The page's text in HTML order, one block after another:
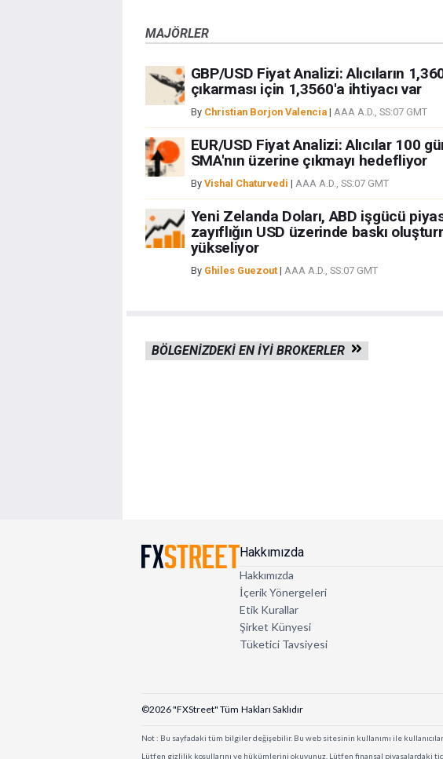
MAJÖRLER
GBP/USD Fiyat Analizi: Alıcıların
çıkarması için 1,3560'a ihtiyacı var
By Christian Borjon Valencia| AAA A.D., SS:07 GMT
EUR/USD Fiyat Analizi: Alıcılar 100
SMA'nın üzerine çıkmayı hedefliyor
By Vishal Chaturvedi | AAA A.D., SS:07 GMT
Yeni Zelanda Doları, ABD işgücü
zayıflığın USD üzerinde baskı
yükseliyor
By Ghiles Guezout| AAA A.D., SS:07 GMT
BÖLGENIZDEKI EN IYI BROKERLER
Hakkımızda
Hakkımızda
İçerik Yönergeleri
Etik Kurallar
Şirket Künyesi
Tüketici Tavsiyesi
©2026 "FXStreet" Tüm Hakları Saklıdır
Not : Bu sayfadaki tüm bilgiler değişebilir. Bu web sitesinin kullanımı ile
Lütfen gizlilik koşullarını ve hükümlerini okuyunuz. Lütfen finansal piyasalardaki